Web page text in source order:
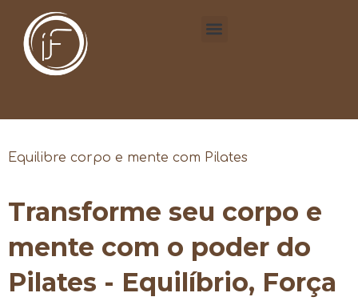
Equilibre corpo e mente com Pilates
Transforme seu corpo e
mente com o poder do
Pilates - Equilíbrio, Força